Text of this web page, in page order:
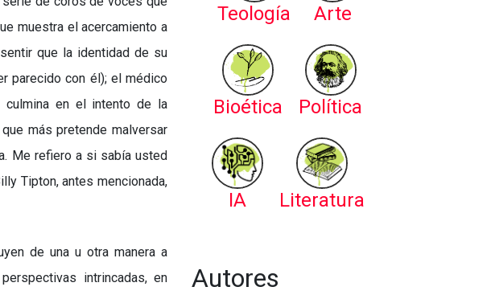
muestra el acercamiento a
que la identidad de su
parecido con él); el médico
culmina en el intento de la
más pretende malversar
Me refiero a si sabía usted
Tipton, antes mencionada,
de una u otra manera a
intrincadas, en
Teología Arte
Bioética Política
IA Literatura
Autores